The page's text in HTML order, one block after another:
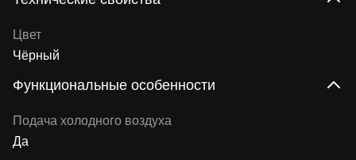
Цвет
Чёрный
Функциональные особенности
Подача холодного воздуха
Да